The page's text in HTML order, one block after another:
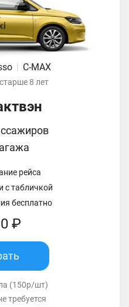
| C-MAX
8 лет
рейса
с табличкой
бесплатно
₽
(150р/шт)
требуется